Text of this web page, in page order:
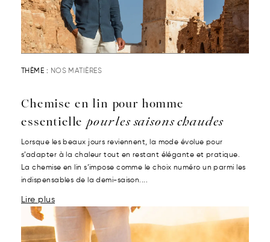
THÈME : NOS MATIÈRES
Chemise en lin pour homme
essentiellepour les saisons chaudes
Lorsque les beaux jours reviennent, la mode évolue pour
s’adapter à la chaleur tout en restant élégante et pratique.
La chemise en lin s’impose comme le choix numéro un parmi les
indispensables de la demi-saison....
Lire plus